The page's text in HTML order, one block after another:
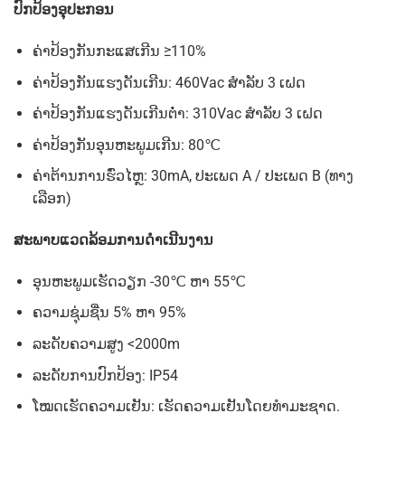
ປົກປ້ອງອຸປະກອນ
ຄ່າປ້ອງກັນກະແສເກີນ ≥110%
ຄ່າປ້ອງກັນແຮງດັນເກີນ: 460Vac ສໍາລັບ 3 ເຝດ
ຄ່າປ້ອງກັນແຮງດັນເກີນຕໍ່າ: 310Vac ສໍາລັບ 3 ເຝດ
ຄ່າປ້ອງກັນອຸນຫະພູມເກີນ: 80℃
ຄ່າຕ້ານການຮົ່ວໄຫຼ: 30mA, ປະເພດ A / ປະເພດ B (ທາງ
ເລືອກ)
ສະພາບແວດລ້ອມການດໍາເນີນງານ
ອຸນຫະພູມເຮັດວຽກ -30℃ ຫາ 55℃
ຄວາມຊຸ່ມຊື່ນ 5% ຫາ 95%
ລະດັບຄວາມສູງ <2000m
ລະດັບການປົກປ້ອງ: IP54
ໂໝດເຮັດຄວາມເຢັນ: ເຮັດຄວາມເຢັນໂດຍທໍາມະຊາດ.